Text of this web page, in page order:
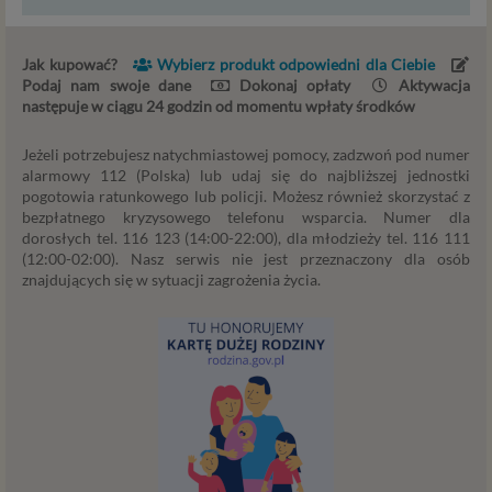
Jak kupować?
Wybierz produkt odpowiedni dla Ciebie
Podaj nam swoje dane
Dokonaj opłaty
Aktywacja
następuje w ciągu 24 godzin od momentu wpłaty środków
Jeżeli potrzebujesz natychmiastowej pomocy, zadzwoń pod numer
alarmowy 112 (Polska) lub udaj się do najbliższej jednostki
pogotowia ratunkowego lub policji. Możesz również skorzystać z
bezpłatnego kryzysowego telefonu wsparcia. Numer dla
dorosłych tel. 116 123 (14:00-22:00), dla młodzieży tel. 116 111
(12:00-02:00). Nasz serwis nie jest przeznaczony dla osób
znajdujących się w sytuacji zagrożenia życia.
usłudze oferowanej przez Psychoradę. Dane osobowe
mogą być zapisywane w plikach cookies lub podobnych
technologiach (np. local storage) instalowanych przez nas
urządzeniach, których używasz podczas korzystania z
naszych usług.
Podstawa i cel przetwarzania
Przetwarzanie danych osobowych wymaga podstawy
prawnej. RODO przewiduje kilka rodzajów takich
przypadkach korzystania z naszych usług wystąpią, co do
Niezbędność przetwarzania do zawarcia lub
wykonania umowy, której jesteś stroną. Umowa to,
w naszym przypadku, regulamin serwisu i
informacje na stronach ofertowych danej usługi.